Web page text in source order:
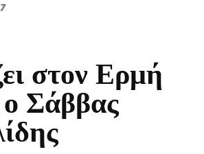
στον Ερμή
Σάββας